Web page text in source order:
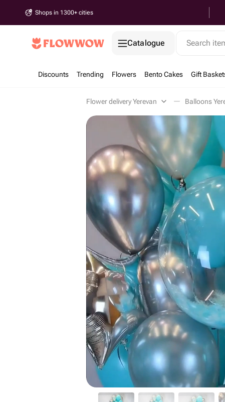
Shops in 1300+ cities
Catalogue Search
Discounts Trending Flowers Bento Cakes Gift
Flower delivery Yerevan Balloons